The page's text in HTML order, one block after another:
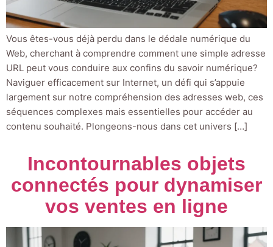
Vous êtes-vous déjà perdu dans le dédale numérique du
Web, cherchant à comprendre comment une simple adresse
URL peut vous conduire aux confins du savoir numérique?
Naviguer efficacement sur Internet, un défi qui s’appuie
largement sur notre compréhension des adresses web, ces
séquences complexes mais essentielles pour accéder au
contenu souhaité. Plongeons-nous dans cet univers […]
Incontournables objets
connectés pour dynamiser
vos ventes en ligne